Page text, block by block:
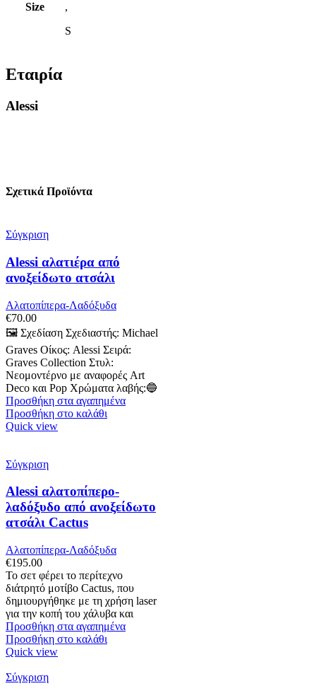
Size
,
S
Εταιρία
Alessi
Σχετικά Προϊόντα
Σύγκριση
Alessi αλατιέρα από
ανοξείδωτο ατσάλι
Αλατοπίπερα-Λαδόξυδα
€70.00
🖼️ Σχεδίαση Σχεδιαστής: Michael
Graves Οίκος: Alessi Σειρά:
Graves Collection Στυλ:
Νεομοντέρνο με αναφορές Art
Deco και Pop Χρώματα λαβής:🔵
Προσθήκη στα αγαπημένα
Προσθήκη στο καλάθι
Quick view
Σύγκριση
Alessi αλατοπίπερο-
λαδόξυδο από ανοξείδωτο
ατσάλι Cactus
Αλατοπίπερα-Λαδόξυδα
€195.00
Το σετ φέρει το περίτεχνο
διάτρητό μοτίβο Cactus, που
δημιουργήθηκε με τη χρήση laser
για την κοπή του χάλυβα και
Προσθήκη στα αγαπημένα
Προσθήκη στο καλάθι
Quick view
Σύγκριση